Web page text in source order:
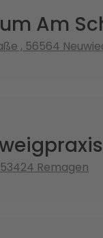
Am
, 56564
Remagen